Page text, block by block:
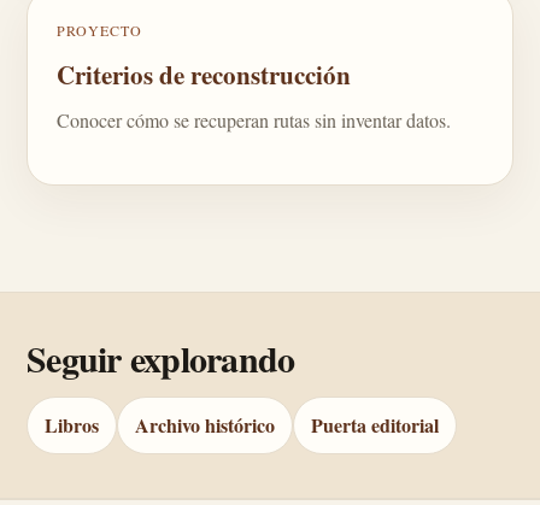
PROYECTO
Criterios de reconstrucción
Conocer cómo se recuperan rutas sin inventar datos.
Seguir explorando
Libros Archivo histórico Puerta editorial